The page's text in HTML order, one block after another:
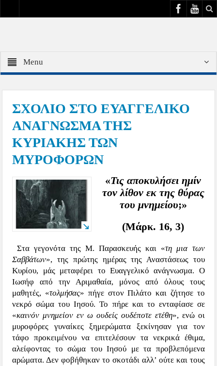
Menu
ΣΧΟΛΙΟ ΣΤΟ ΕΥΑΓΓΕΛΙΚΟ
ΑΝΑΓΝΩΣΜΑ ΤΗΣ
ΚΥΡΙΑΚΗΣ ΤΩΝ
ΜΥΡΟΦΟΡΩΝ
«Τις αποκυλήσει ημίν
τον λίθον εκ της θύρας
του μνημείου;»
(Μάρκ. 16, 3)
Στα γεγονότα της Μ. Παρασκευής και «τη μια των
Σαββάτων», της πρώτης ημέρας της Αναστάσεως του
Κυρίου, μάς μεταφέρει το Ευαγγελικό ανάγνωσμα. Ο
Ιωσήφ από την Αριμαθαία, μόνος από όλους τους
μαθητές, «τολμήσας» πήγε στον Πιλάτο και ζήτησε το
νεκρό σώμα του Ιησού. Το πήρε και το ενταφίασε σε
«καινόν μνημείον εν ω ουδείς ουδέποτε ετέθη», ενώ οι
μυροφόρες γυναίκες ξημερώματα ξεκίνησαν για τον
τάφο προκειμένου να επιτελέσουν τα νεκρικά έθιμα,
αλείφοντας το σώμα του Ιησού με τα προβλεπόμενα
αρώματα. Δεν φοβήθηκαν το σκοτάδι αλλ’ ούτε και τους